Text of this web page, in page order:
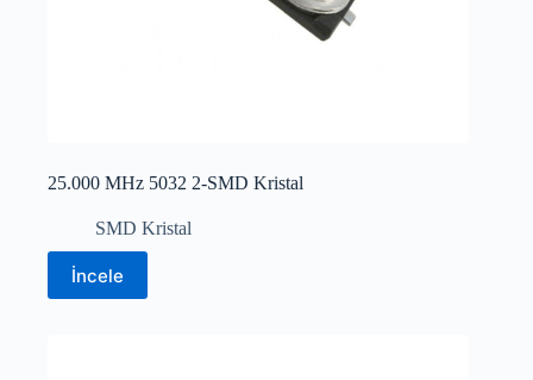
25.000 MHz 5032 2-SMD Kristal
SMD Kristal
İncele